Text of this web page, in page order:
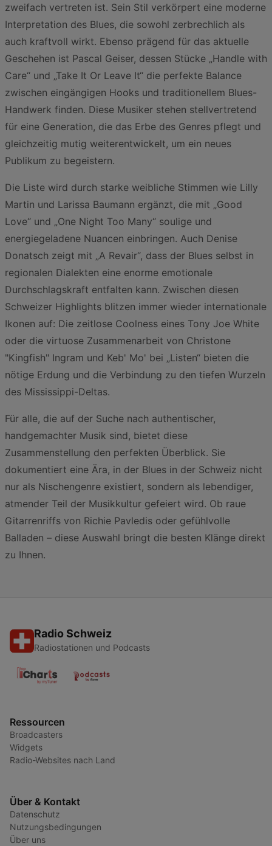
zweifach vertreten ist. Sein Stil verkörpert eine moderne
Interpretation des Blues, die sowohl zerbrechlich als
auch kraftvoll wirkt. Ebenso prägend für das aktuelle
Geschehen ist Pascal Geiser, dessen Stücke „Handle with
Care“ und „Take It Or Leave It“ die perfekte Balance
zwischen eingängigen Hooks und traditionellem Blues-
Handwerk finden. Diese Musiker stehen stellvertretend
für eine Generation, die das Erbe des Genres pflegt und
gleichzeitig mutig weiterentwickelt, um ein neues
Publikum zu begeistern.
Die Liste wird durch starke weibliche Stimmen wie Lilly
Martin und Larissa Baumann ergänzt, die mit „Good
Love“ und „One Night Too Many“ soulige und
energiegeladene Nuancen einbringen. Auch Denise
Donatsch zeigt mit „A Revair“, dass der Blues selbst in
regionalen Dialekten eine enorme emotionale
Durchschlagskraft entfalten kann. Zwischen diesen
Schweizer Highlights blitzen immer wieder internationale
Ikonen auf: Die zeitlose Coolness eines Tony Joe White
oder die virtuose Zusammenarbeit von Christone
"Kingfish" Ingram und Keb' Mo' bei „Listen“ bieten die
nötige Erdung und die Verbindung zu den tiefen Wurzeln
des Mississippi-Deltas.
Für alle, die auf der Suche nach authentischer,
handgemachter Musik sind, bietet diese
Zusammenstellung den perfekten Überblick. Sie
dokumentiert eine Ära, in der Blues in der Schweiz nicht
nur als Nischengenre existiert, sondern als lebendiger,
atmender Teil der Musikkultur gefeiert wird. Ob raue
Gitarrenriffs von Richie Pavledis oder gefühlvolle
Balladen – diese Auswahl bringt die besten Klänge direkt
zu Ihnen.
Radio Schweiz
Radiostationen und Podcasts
Ressourcen
Broadcasters
Widgets
Radio-Websites nach Land
Über & Kontakt
Datenschutz
Nutzungsbedingungen
Über uns